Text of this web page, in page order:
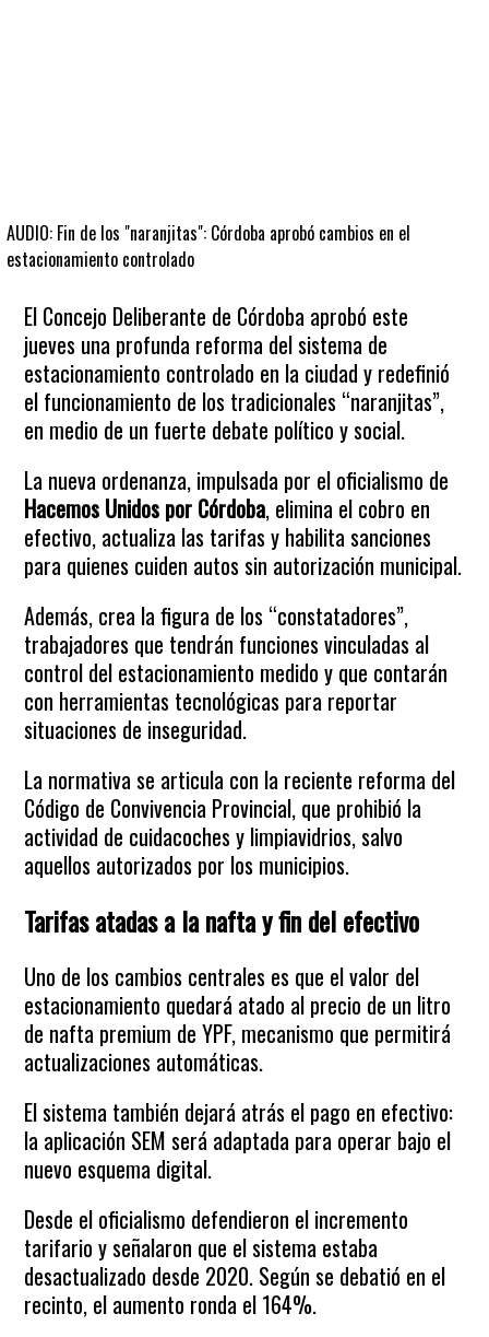
AUDIO: Fin de los "naranjitas": Córdoba aprobó cambios en el
estacionamiento controlado
El Concejo Deliberante de Córdoba aprobó este
jueves una profunda reforma del sistema de
estacionamiento controlado en la ciudad y redefinió
el funcionamiento de los tradicionales “naranjitas”,
en medio de un fuerte debate político y social.
La nueva ordenanza, impulsada por el oficialismo de
Hacemos Unidos por Córdoba, elimina el cobro en
efectivo, actualiza las tarifas y habilita sanciones
para quienes cuiden autos sin autorización municipal.
Además, crea la figura de los “constatadores”,
trabajadores que tendrán funciones vinculadas al
control del estacionamiento medido y que contarán
con herramientas tecnológicas para reportar
situaciones de inseguridad.
La normativa se articula con la reciente reforma del
Código de Convivencia Provincial, que prohibió la
actividad de cuidacoches y limpiavidrios, salvo
aquellos autorizados por los municipios.
Tarifas atadas a la nafta y fin del efectivo
Uno de los cambios centrales es que el valor del
estacionamiento quedará atado al precio de un litro
de nafta premium de YPF, mecanismo que permitirá
actualizaciones automáticas.
El sistema también dejará atrás el pago en efectivo:
la aplicación SEM será adaptada para operar bajo el
nuevo esquema digital.
Desde el oficialismo defendieron el incremento
tarifario y señalaron que el sistema estaba
desactualizado desde 2020. Según se debatió en el
recinto, el aumento ronda el 164%.